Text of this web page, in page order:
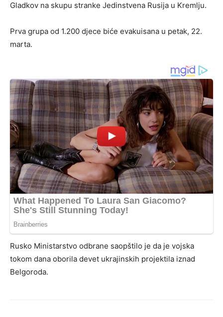
Gladkov na skupu stranke Jedinstvena Rusija u Kremlju.
Prva grupa od 1.200 djece biće evakuisana u petak, 22.
marta.
Rusko Ministarstvo odbrane saopštilo je da je vojska
tokom dana oborila devet ukrajinskih projektila iznad
Belgoroda.